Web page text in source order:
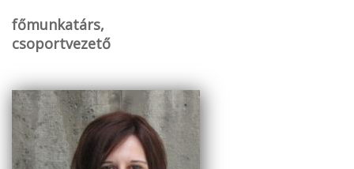
főmunkatárs,
csoportvezető